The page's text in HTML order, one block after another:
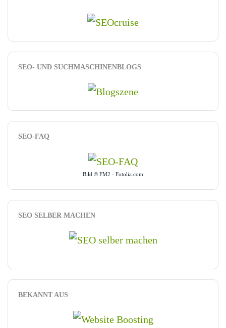
SEO- UND SUCHMASCHINENBLOGS
SEO-FAQ
Bild © FM2 - Fotolia.com
SEO SELBER MACHEN
BEKANNT AUS